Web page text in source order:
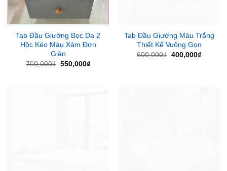
Tab Đầu Giường Bọc Da 2
Hộc Kéo Màu Xám Đơn
Giản
700,000₫ Giá
550,000₫Giá
Tab Đầu Giường Màu Trắng
Thiết Kế Vuông Gọn
600,000₫ Giá
400,000₫Giá